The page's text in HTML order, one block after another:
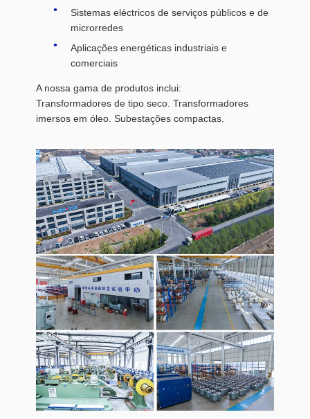
Sistemas eléctricos de serviços públicos e de
microrredes
Aplicações energéticas industriais e
comerciais
A nossa gama de produtos inclui:
Transformadores de tipo seco. Transformadores
imersos em óleo. Subestações compactas.